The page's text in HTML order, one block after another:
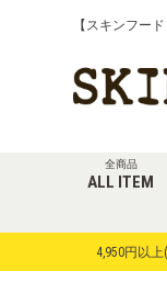
【スキンフー
全商品
ALL ITEM
4,950円以